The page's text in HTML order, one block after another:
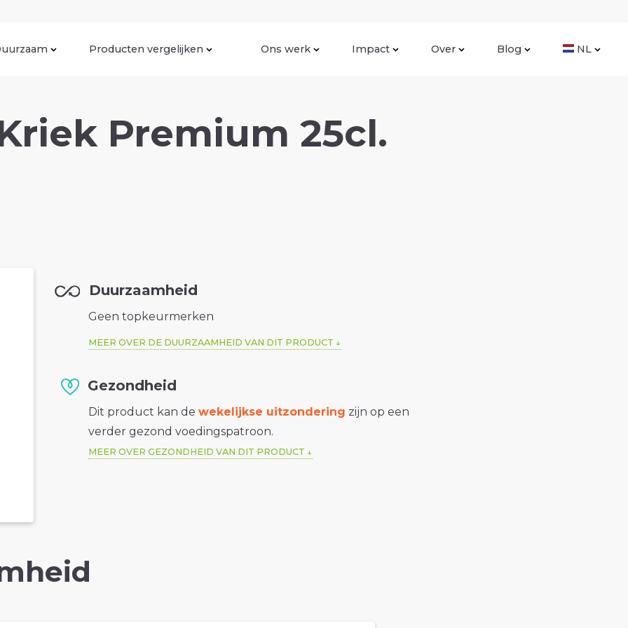
Producten vergelijken Ons werk Impact Over Blog NL
Premium 25cl.
Duurzaamheid
Geen topkeurmerken
MEER OVER DE DUURZAAMHEID VAN DIT PRODUCT
Gezondheid
Dit product kan dewekelijkse uitzondering zijn op een
verder gezond voedingspatroon.
MEER OVER GEZONDHEID VAN DIT PRODUCT